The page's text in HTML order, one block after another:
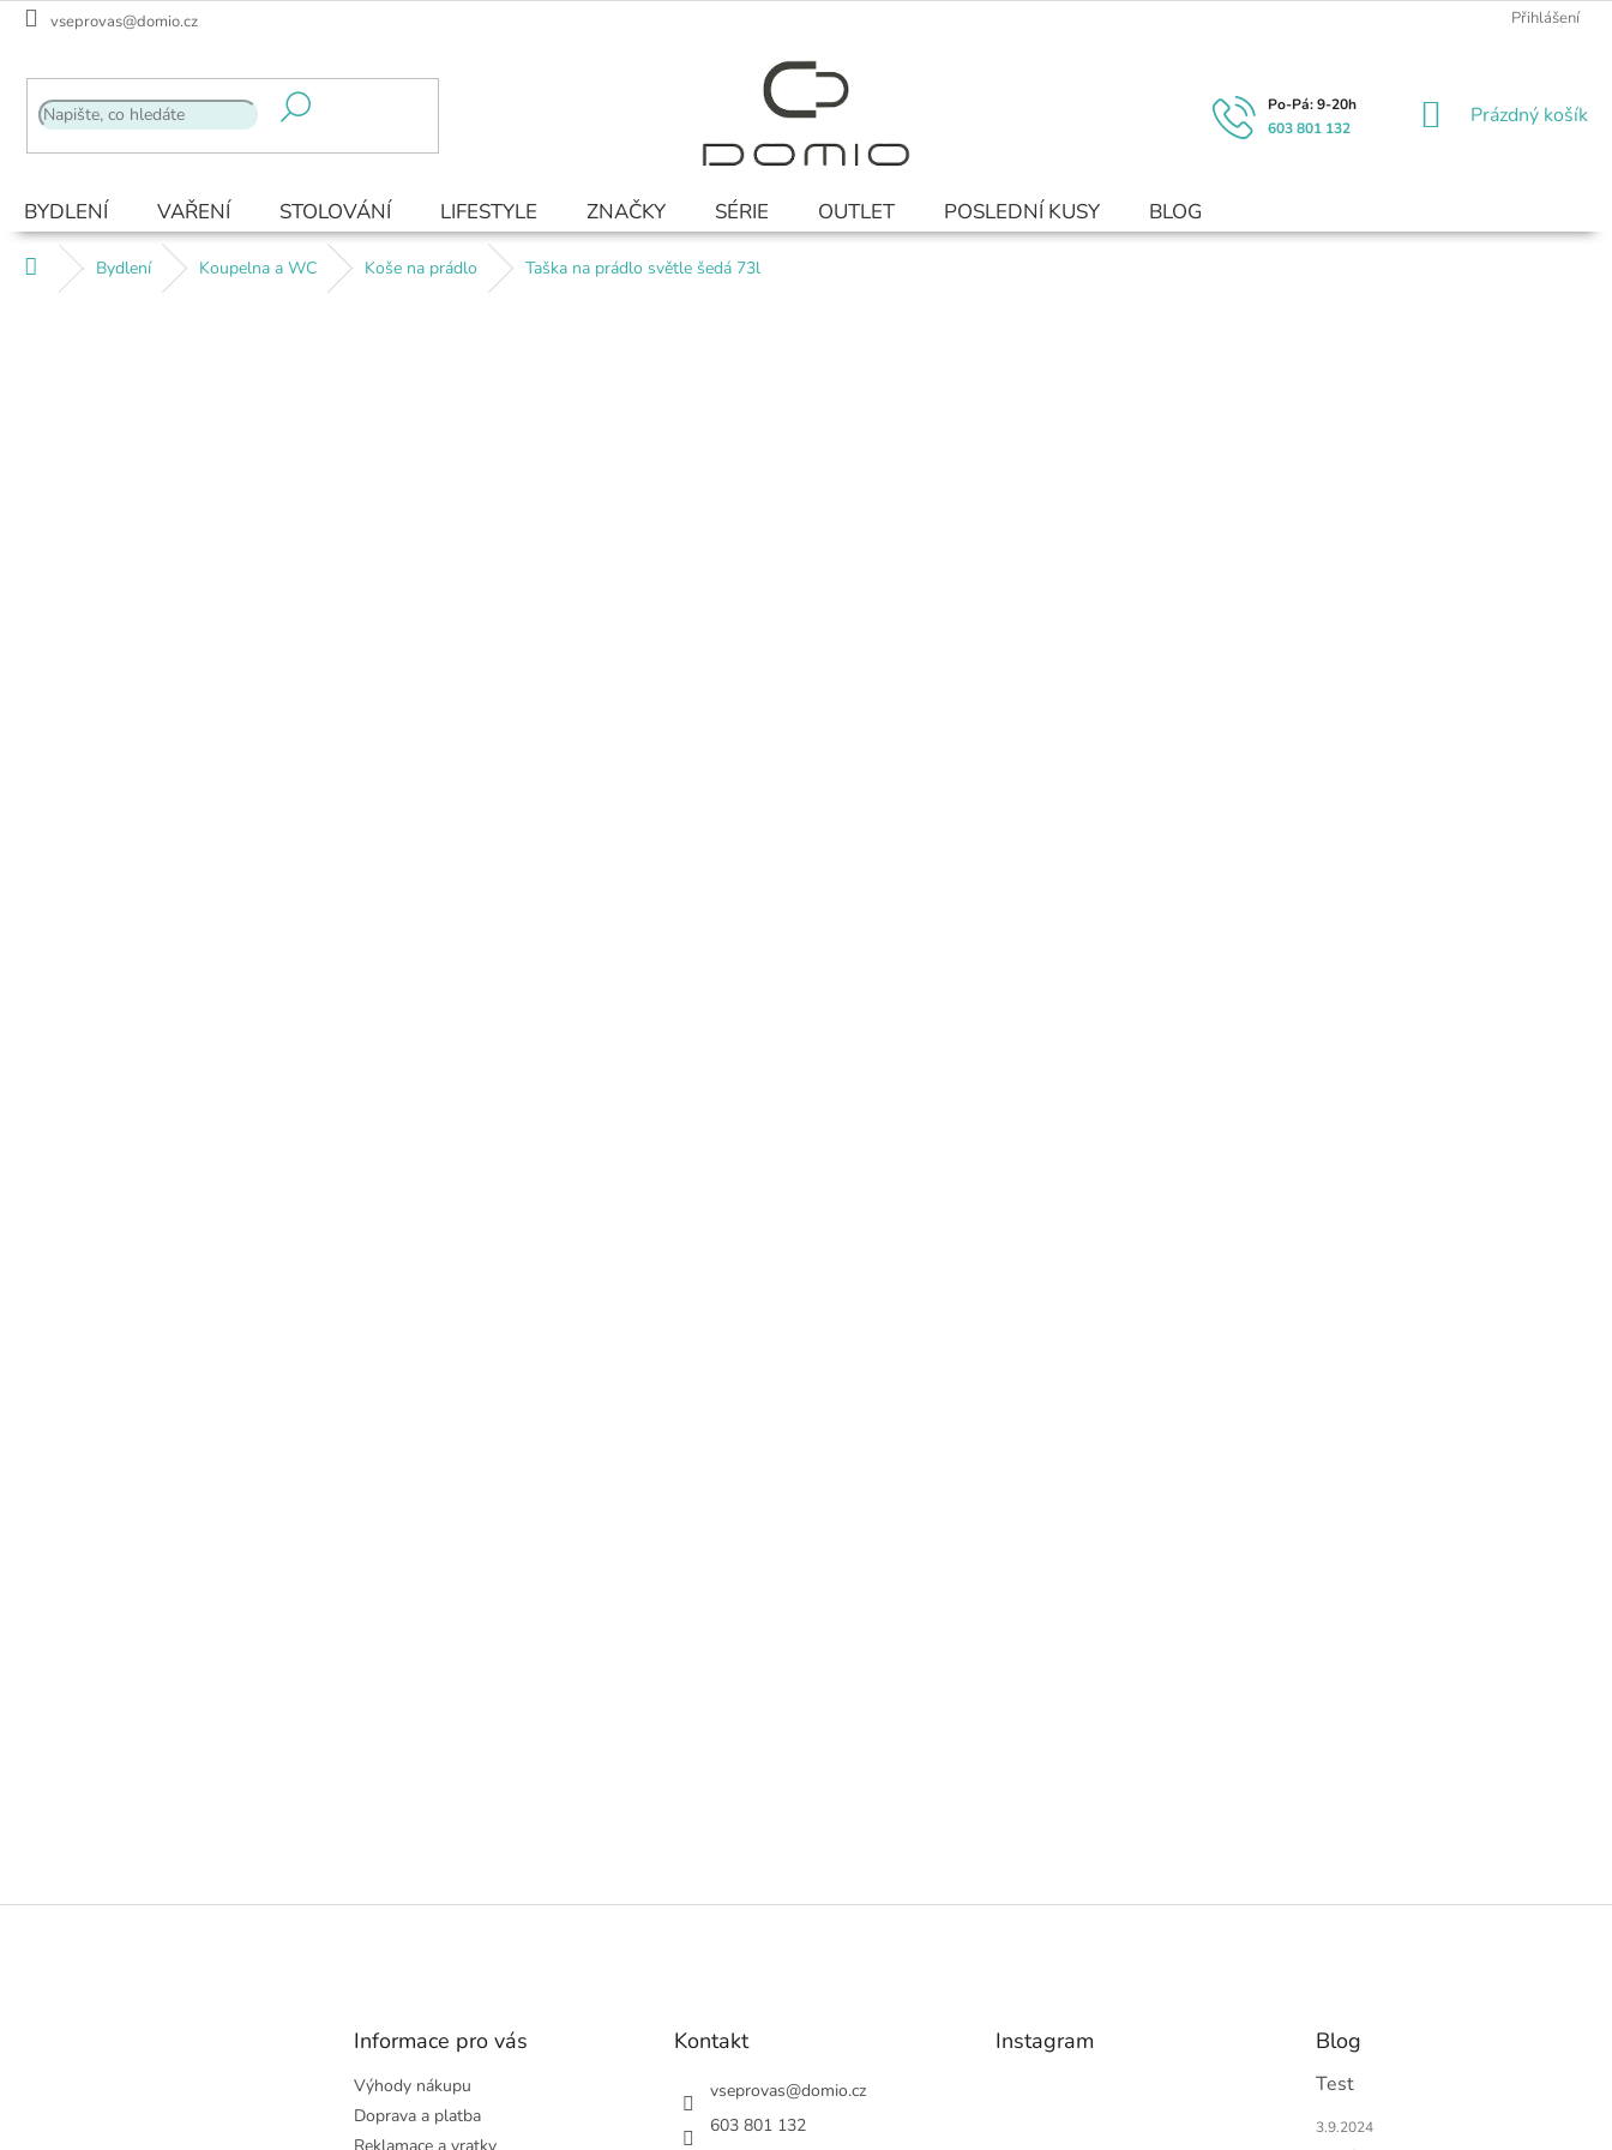
Přejít
vseprovas@domio.cz Přihlášení
603 801 132
NÁKUPNÍ
Prázdný košík
BYDLENÍ VAŘENÍ STOLOVÁNÍ LIFESTYLE ZNAČKY SÉRIE OUTLET POSLEDNÍ KUSY BLOG
Domů Bydlení Koupelna a WC Koše na prádlo Taška na prádlo světle šedá 73l
Z
Informace pro vás
Výhody nákupu
Doprava a platba
Kontakt
vseprovas@domio.cz
603 801 132
Instagram Blog
Test
3.9.2024